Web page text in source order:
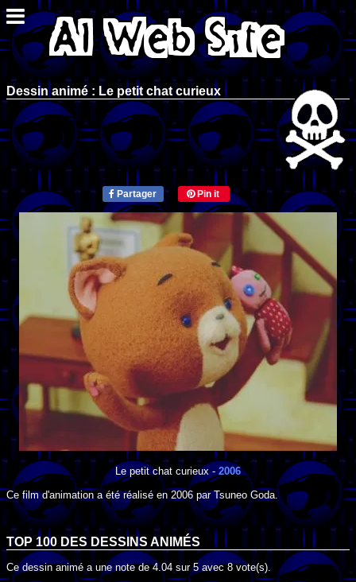
Dessin animé : Le petit chat curieux
Partager Pin it
Le petit chat curieux - 2006
Ce film d'animation a été réalisé en 2006 parTsuneo Goda.
TOP 100 DES DESSINS ANIMÉS
Ce dessin animé a une note de4.04 sur5 avec8vote(s).